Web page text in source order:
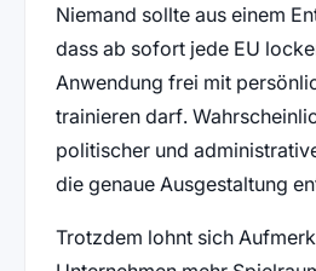
Niemand sollte aus einem
dass ab sofort jede EU
Anwendung frei mit
trainieren darf.
politischer und
die genaue Ausgestaltung
Trotzdem lohnt sich